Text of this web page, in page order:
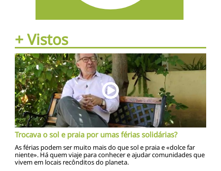
+ Vistos
Trocava o sol e praia por umas férias solidárias?
As férias podem ser muito mais do que sol e praia e «dolce far
niente». Há quem viaje para conhecer e ajudar comunidades que
vivem em locais recônditos do planeta.